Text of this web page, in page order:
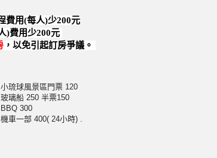
費用(每人)少200元
)費用少200元
，以免引起訂房爭議。
小琉球風景區門票 120
玻璃船 250 半票150
BBQ 300
機車一部 400( 24小時) .